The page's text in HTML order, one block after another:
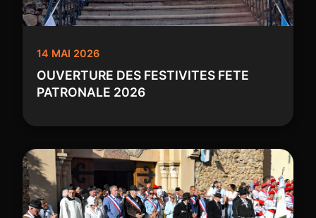
14 MAI 2026
OUVERTURE DES FESTIVITES FETE
PATRONALE 2026